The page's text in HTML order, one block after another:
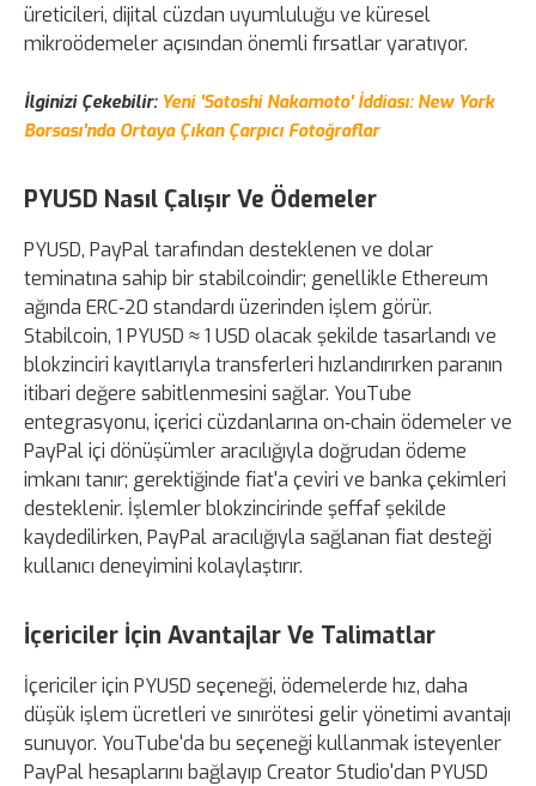
üreticileri, dijital cüzdan uyumluluğu ve küresel
mikroödemeler açısından önemli fırsatlar yaratıyor.
İlginizi Çekebilir: Yeni 'Satoshi Nakamoto' İddiası: New York
Borsası'nda Ortaya Çıkan Çarpıcı Fotoğraflar
PYUSD Nasıl Çalışır Ve Ödemeler
PYUSD, PayPal tarafından desteklenen ve dolar
teminatına sahip bir stabilcoindir; genellikle Ethereum
ağında ERC‑20 standardı üzerinden işlem görür.
Stabilcoin, 1 PYUSD ≈ 1 USD olacak şekilde tasarlandı ve
blokzinciri kayıtlarıyla transferleri hızlandırırken paranın
itibari değere sabitlenmesini sağlar. YouTube
entegrasyonu, içerici cüzdanlarına on‑chain ödemeler ve
PayPal içi dönüşümler aracılığıyla doğrudan ödeme
imkanı tanır; gerektiğinde fiat'a çeviri ve banka çekimleri
desteklenir. İşlemler blokzincirinde şeffaf şekilde
kaydedilirken, PayPal aracılığıyla sağlanan fiat desteği
kullanıcı deneyimini kolaylaştırır.
İçericiler İçin Avantajlar Ve Talimatlar
İçericiler için PYUSD seçeneği, ödemelerde hız, daha
düşük işlem ücretleri ve sınırötesi gelir yönetimi avantajı
sunuyor. YouTube'da bu seçeneği kullanmak isteyenler
PayPal hesaplarını bağlayıp Creator Studio'dan PYUSD